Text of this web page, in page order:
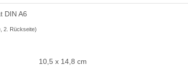
DIN A6
2. Rückseite)
10,5 x 14,8 cm